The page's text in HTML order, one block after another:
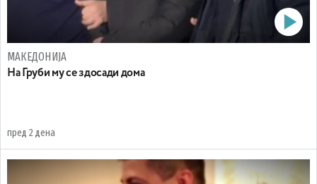
МАКЕДОНИЈА
На Груби му се здосади дома
пред 2 дена